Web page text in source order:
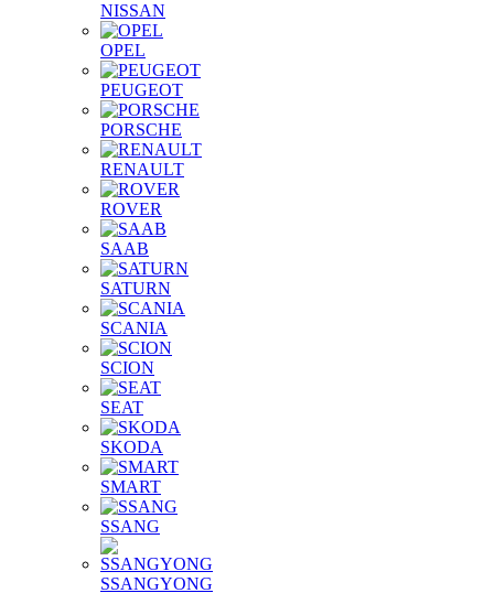
NISSAN
OPEL
PEUGEOT
PORSCHE
RENAULT
ROVER
SAAB
SATURN
SCANIA
SCION
SEAT
SKODA
SMART
SSANG
SSANGYONG